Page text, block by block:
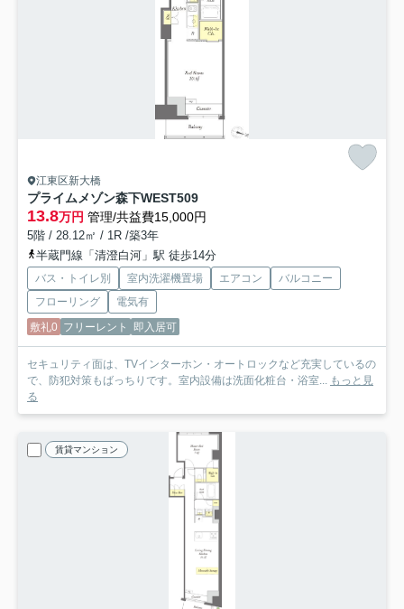
江東区新大橋
プライムメゾン森下WEST509
13.8万円 管理/共益費15,000円
5階 / 28.12㎡ / 1R /築3年
半蔵門線「清澄白河」駅 徒歩14分
バス・トイレ別 室内洗濯機置場 エアコン
バルコニー
フローリング
電気有
敷礼0 フリーレント 即入居可
セキュリティ面は、TVインターホン・オートロックなど充実しているの
で、防犯対策もばっちりです。室内設備は洗面化粧台・浴室... もっと見
る
賃貸マンション